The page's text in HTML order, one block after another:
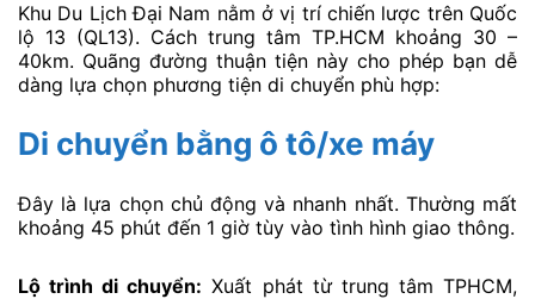
Khu Du Lịch Đại Nam nằm ở vị trí chiến lược trên Quốc
lộ 13 (QL13). Cách trung tâm TP.HCM khoảng 30 –
40km. Quãng đường thuận tiện này cho phép bạn dễ
dàng lựa chọn phương tiện di chuyển phù hợp:
Di chuyển bằng ô tô/xe máy
Đây là lựa chọn chủ động và nhanh nhất. Thường mất
khoảng 45 phút đến 1 giờ tùy vào tình hình giao thông.
Lộ trình di chuyển: Xuất phát từ trung tâm TPHCM,